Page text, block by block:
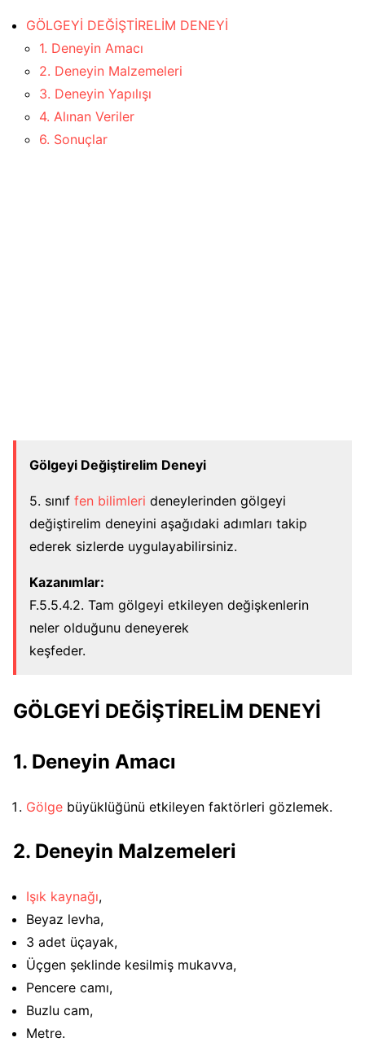
GÖLGEYİ DEĞİŞTİRELİM DENEYİ
1. Deneyin Amacı
2. Deneyin Malzemeleri
3. Deneyin Yapılışı
4. Alınan Veriler
6. Sonuçlar
Gölgeyi Değiştirelim Deneyi
5. sınıf fen bilimleri deneylerinden gölgeyi
değiştirelim deneyini aşağıdaki adımları takip
ederek sizlerde uygulayabilirsiniz.
Kazanımlar:
F.5.5.4.2. Tam gölgeyi etkileyen değişkenlerin
neler olduğunu deneyerek
keşfeder.
GÖLGEYİ DEĞİŞTİRELİM DENEYİ
1. Deneyin Amacı
Gölge büyüklüğünü etkileyen faktörleri gözlemek.
2. Deneyin Malzemeleri
Işık kaynağı,
Beyaz levha,
3 adet üçayak,
Üçgen şeklinde kesilmiş mukavva,
Pencere camı,
Buzlu cam,
Metre.